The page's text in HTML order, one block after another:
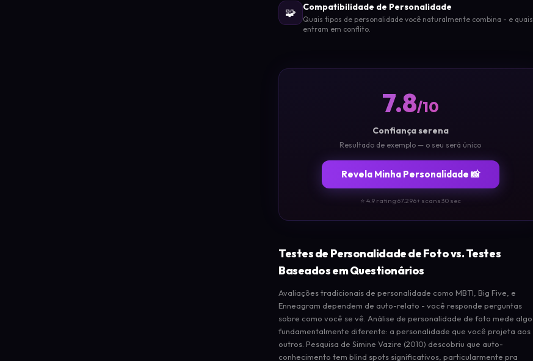
🧩 Compatibilidade de Personalidade
Quais tipos de personalidade você naturalmente combina - e quais
entram em conflito.
7.8/10
Confiança serena
Resultado de exemplo — o seu será único
Revela Minha Personalidade 📸
⭐ 4.9 rating·67.296+ scans·30 sec
Testes de Personalidade de Foto vs. Testes
Baseados em Questionários
Avaliações tradicionais de personalidade como MBTI, Big Five, e
Enneagram dependem de auto-relato - você responde perguntas
sobre como você se vê. Análise de personalidade de foto mede algo
fundamentalmente diferente: a personalidade que você projeta aos
outros. Pesquisa de Simine Vazire (2010) descobriu que auto-
conhecimento tem blind spots significativos, particularmente pra